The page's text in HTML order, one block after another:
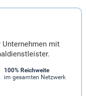
Unternehmen mit
100% Reichweite
im gesamten Netzwerk